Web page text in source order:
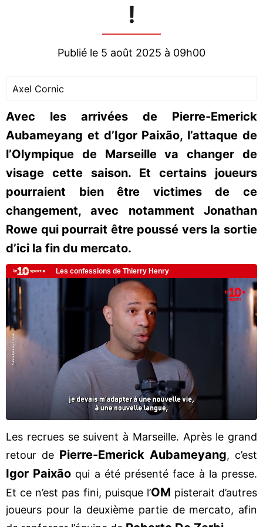
!
Publié le 5 août 2025 à 09h00
Axel Cornic
Avec les arrivées de Pierre-Emerick
Aubameyang et d’Igor Paixão, l’attaque de
l’Olympique de Marseille va changer de
visage cette saison. Et certains joueurs
pourraient bien être victimes de ce
changement, avec notamment Jonathan
Rowe qui pourrait être poussé vers la sortie
d’ici la fin du mercato.
Les recrues se suivent à Marseille. Après le grand
retour de Pierre-Emerick Aubameyang, c’est
Igor Paixão qui a été présenté face à la presse.
Et ce n’est pas fini, puisque l’OM pisterait d’autres
joueurs pour la deuxième partie de mercato, afin